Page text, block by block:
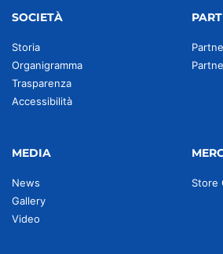
SOCIETÀ
Storia
Organigramma
Trasparenza
Accessibilità
MEDIA
News
Gallery
Video
Store